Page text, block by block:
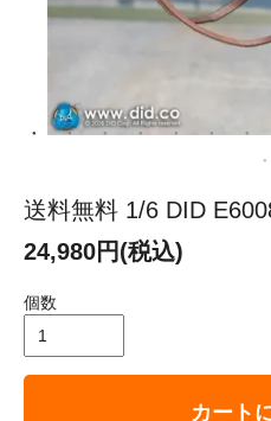
送料無料 1/6 DID
24,980円(税込)
個数
カート